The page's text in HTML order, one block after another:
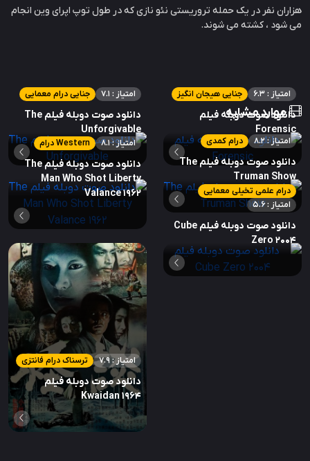
هزاران نفر در یک حمله تروریستی نئو نازی که در طول توپ اپرای وین انجام
می شود ، کشته می شوند.
موارد مشابه
جنایی هیجان انگیز امتیاز : 6.3
دانلود صوت دوبله فیلم
Forensic
جنایی درام معمایی امتیاز : 7.1
دانلود صوت دوبله فیلم The
Unforgivable
درام کمدی امتیاز : 8.2
دانلود صوت دوبله فیلم The
Truman Show
Western درام امتیاز : 8.1
دانلود صوت دوبله فیلم The
Man Who Shot Liberty
Valance 1962
درام علمی تخیلی معمایی
امتیاز : 5.6
دانلود صوت دوبله فیلم Cube
Zero 2004
ترسناک درام فانتزی امتیاز : 7.9
دانلود صوت دوبله فیلم
Kwaidan 1964